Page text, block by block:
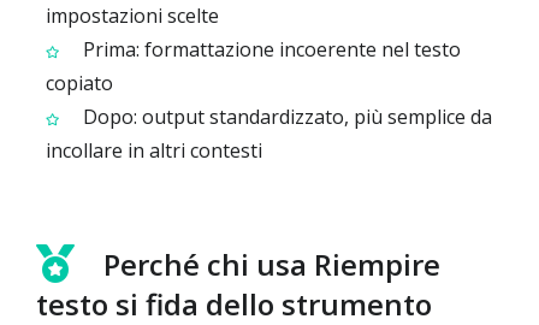
impostazioni scelte
Prima: formattazione incoerente nel testo
copiato
Dopo: output standardizzato, più semplice da
incollare in altri contesti
Perché chi usa Riempire
testo si fida dello strumento